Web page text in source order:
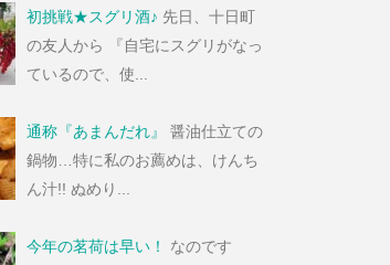
初挑戦★スグリ酒♪ 先日、十日町
の友人から 『自宅にスグリがなっ
ているので、使...
通称『あまんだれ』
醤油仕立ての
鍋物…特に私のお薦めは、けんち
ん汁!! ぬめり...
今年の茗荷は早い！
なのです